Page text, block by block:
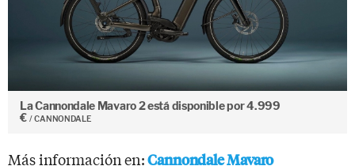
La Cannondale Mavaro 2 está disponible por 4.999
€
CANNONDALE
Más información en:Cannondale Mavaro